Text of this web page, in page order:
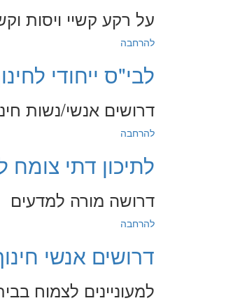
על רקע קשיי ויסות
להרחבה
לבי"ס ייחודי
דרושים אנשי/נשות
להרחבה
לתיכון דתי
דרושה מורה למדעים
להרחבה
דרושים אנשי
למעוניינים לצמוח